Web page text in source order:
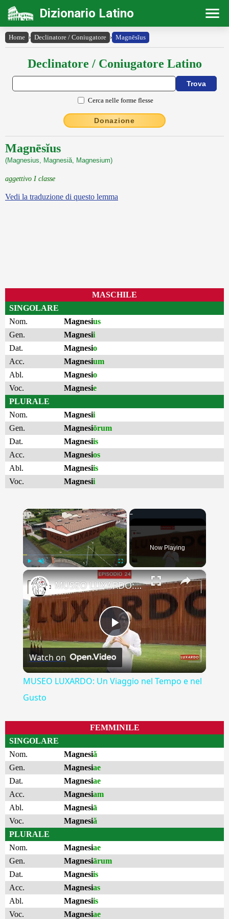
Dizionario Latino
Home › Declinatore / Coniugatore › Magnēsĭus
Declinatore / Coniugatore Latino
Cerca nelle forme flesse
Donazione
Magnēsĭus
(Magnesius, Magnesiă, Magnesium)
aggettivo I classe
Vedi la traduzione di questo lemma
MASCHILE
SINGOLARE
Nom.
Magnesius
Gen.
Magnesii
Dat.
Magnesio
Acc.
Magnesium
Abl.
Magnesio
Voc.
Magnesie
PLURALE
Nom.
Magnesii
Gen.
Magnesiōrum
Dat.
Magnesiis
Acc.
Magnesios
Abl.
Magnesiis
Voc.
Magnesii
×
Fullscreen
Now Playing
×
Play
Video
MUSEO LUXARDO: Un Viaggio nel Tempo e nel Gusto
Watch on
MUSEO LUXARDO: Un Viaggio nel Tempo e nel
Gusto
FEMMINILE
SINGOLARE
Nom.
Magnesiă
Gen.
Magnesiae
Dat.
Magnesiae
Acc.
Magnesiam
Abl.
Magnesiā
Voc.
Magnesiă
PLURALE
Nom.
Magnesiae
Gen.
Magnesiārum
Dat.
Magnesiis
Acc.
Magnesias
Abl.
Magnesiis
Voc.
Magnesiae